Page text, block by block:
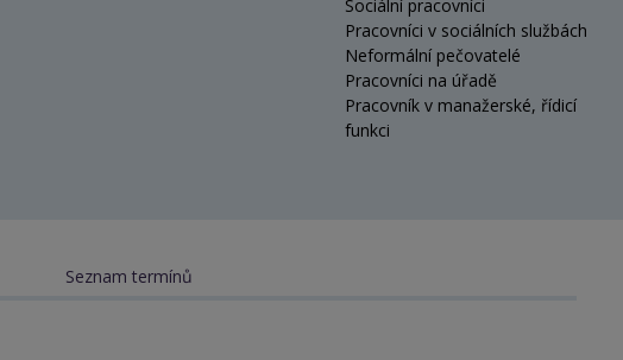
Sociální pracovníci
Pracovníci v sociálních službách
Neformální pečovatelé
Pracovníci na úřadě
Pracovník v manažerské, řídicí
funkci
Seznam termínů